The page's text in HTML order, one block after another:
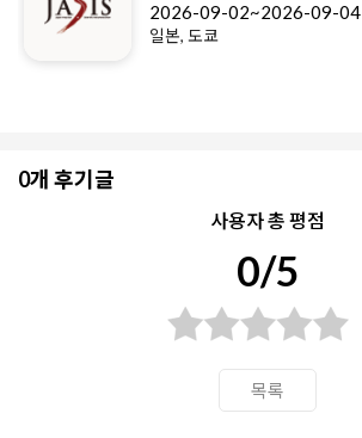
2026-09-02~2026-09-04
일본, 도쿄
0개 후기글
사용자 총 평점
0/5
목록